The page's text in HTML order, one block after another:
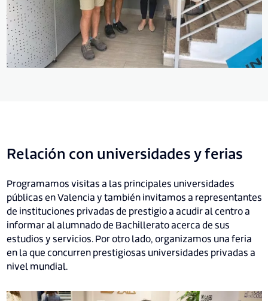
Relación con universidades y ferias
Programamos visitas a las principales universidades
públicas en Valencia y también invitamos a representantes
de instituciones privadas de prestigio a acudir al centro a
informar al alumnado de Bachillerato acerca de sus
estudios y servicios. Por otro lado, organizamos una feria
en la que concurren prestigiosas universidades privadas a
nivel mundial.